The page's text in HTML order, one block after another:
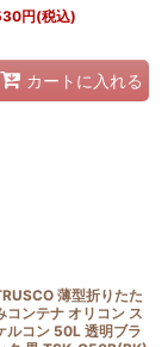
円(税込)
カートに入れる
薄型折りたた
コンテナ オリコン ス
ルコン 50L 透明ブラ